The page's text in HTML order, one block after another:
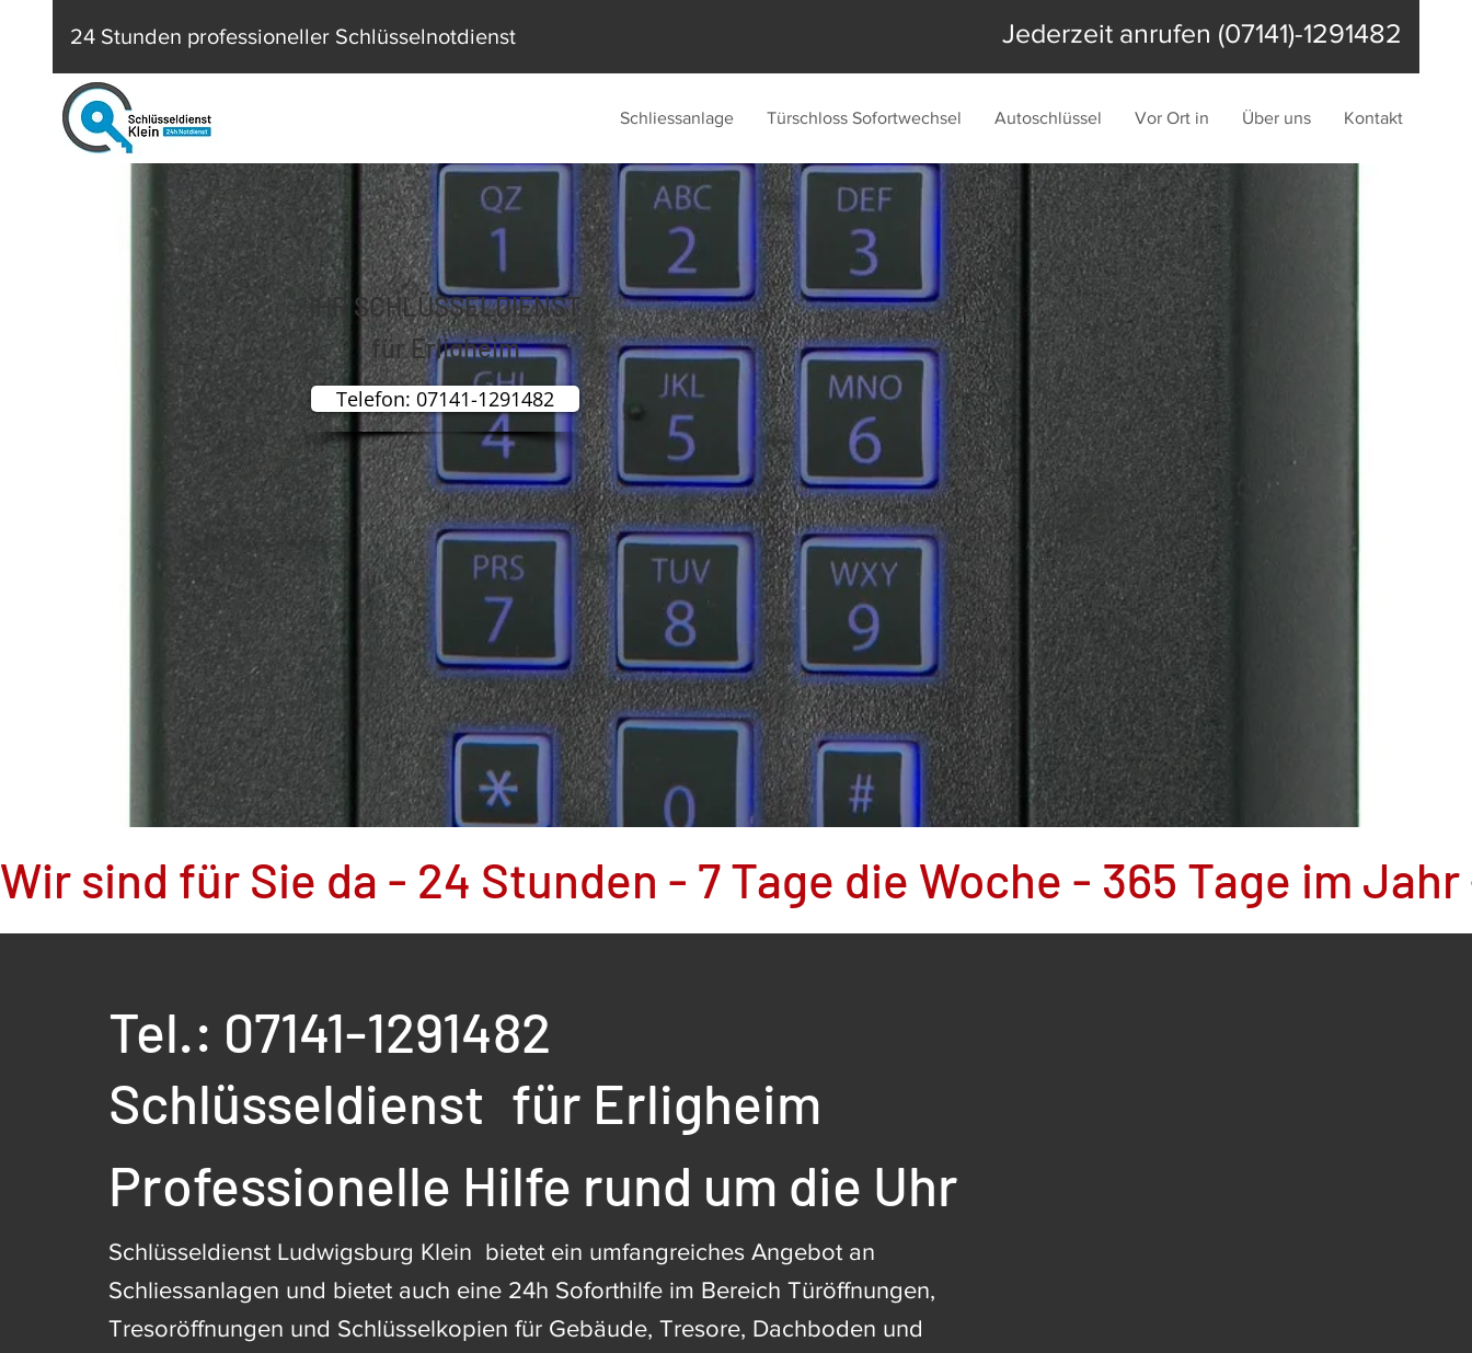
24 Stunden professioneller Schlüsselnotdienst Jederzeit anrufen (07141)-1291482
Schliessanlage Türschloss Sofortwechsel Autoschlüssel Vor Ort in Über uns Kontakt
IHR SCHLÜSSELDIENST
für Erligheim
Telefon: 07141-1291482
Wir sind für Sie da - 24 Stunden - 7 Tage die Woche - 365 Tage im
Tel.: 07141-1291482
Schlüsseldienst für Erligheim
Professionelle Hilfe rund um die Uhr
Schlüsseldienst Ludwigsburg Klein bietet ein umfangreiches Angebot an
Schliessanlagen und bietet auch eine 24h Soforthilfe im Bereich Türöffnungen,
Tresoröffnungen und Schlüsselkopien für Gebäude, Tresore, Dachboden und